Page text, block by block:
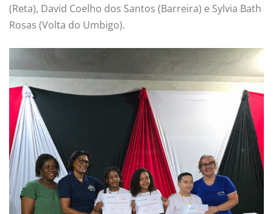
(Reta), David Coelho dos Santos (Barreira) e Sylvia Bath
Rosas (Volta do Umbigo).